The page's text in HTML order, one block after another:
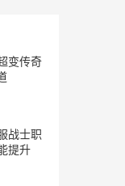
变传奇
战士职
提升